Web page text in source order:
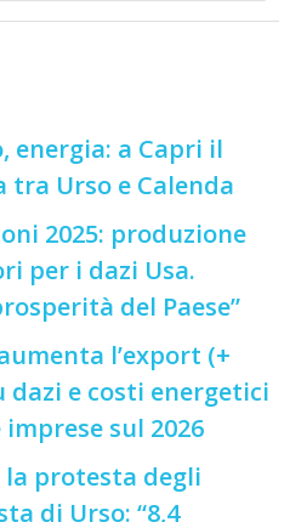
energia: a Capri il
Urso e Calenda
2025: produzione
per i dazi Usa.
del Paese”
l’export (+
dazi e costi energetici
sul 2026
protesta degli
di Urso: “8,4